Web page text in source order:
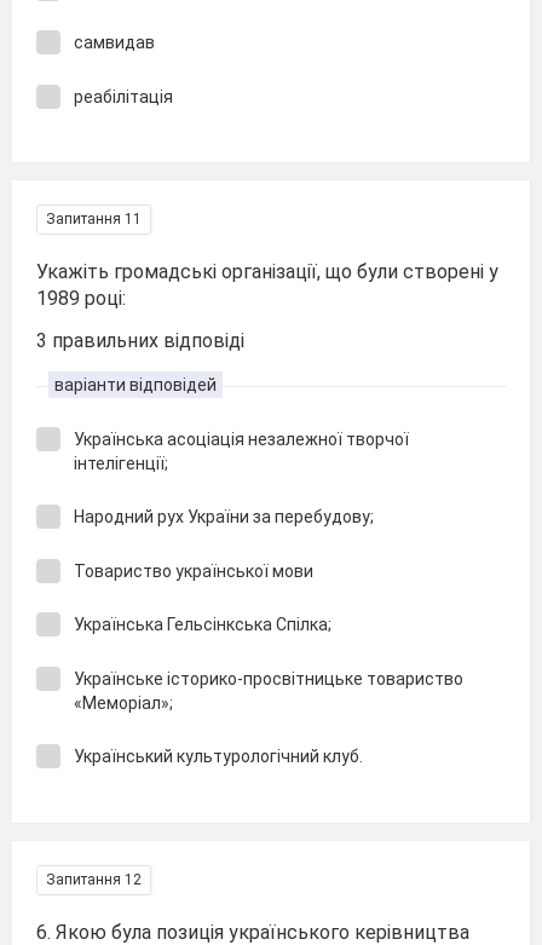
самвидав
реабілітація
Запитання 11
Укажіть громадські організації, що були створені у
1989 році:
3 правильних відповіді
варіанти відповідей
Українська асоціація незалежної творчої
інтелігенції;
Народний рух України за перебудову;
Товариство української мови
Українська Гельсінкська Спілка;
Українське історико-просвітницьке товариство
«Меморіал»;
Український культурологічний клуб.
Запитання 12
6. Якою була позиція українського керівництва